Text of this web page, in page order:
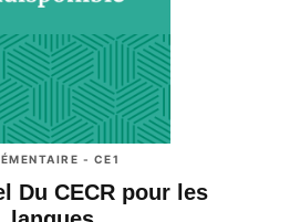
- CE1
Du CECR pour les